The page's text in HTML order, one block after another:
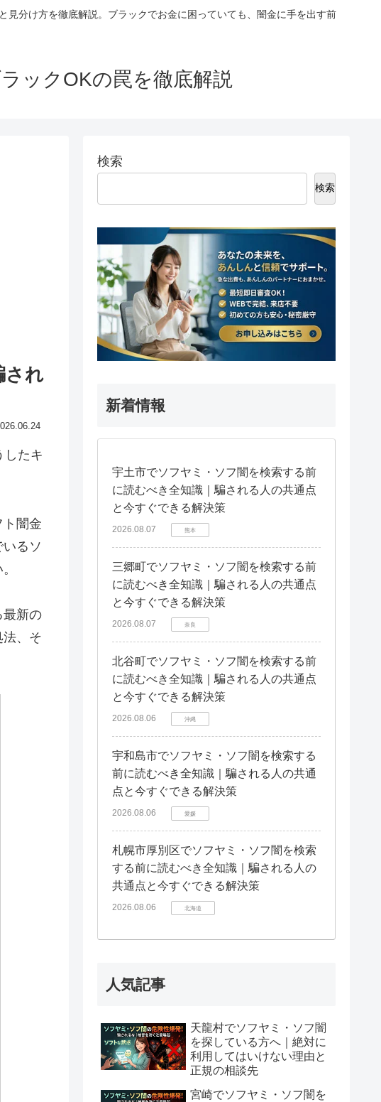
分け方を徹底解説。ブラックでお金に困っていても、闇金に手を出す前
ックOKの罠を徹底解説
され
したキ
闇金
るソ
最新の
、そ
検索
検索
新着情報
宇土市でソフヤミ・ソフ闇を検索する前
に読むべき全知識｜騙される人の共通点
と今すぐできる解決策
2026.08.07 熊本
三郷町でソフヤミ・ソフ闇を検索する前
に読むべき全知識｜騙される人の共通点
と今すぐできる解決策
2026.08.07 奈良
北谷町でソフヤミ・ソフ闇を検索する前
に読むべき全知識｜騙される人の共通点
と今すぐできる解決策
2026.08.06 沖縄
宇和島市でソフヤミ・ソフ闇を検索する
前に読むべき全知識｜騙される人の共通
点と今すぐできる解決策
2026.08.06 愛媛
札幌市厚別区でソフヤミ・ソフ闇を検索
する前に読むべき全知識｜騙される人の
共通点と今すぐできる解決策
2026.08.06 北海道
人気記事
天龍村でソフヤミ・ソフ闇
を探している方へ｜絶対に
利用してはいけない理由と
正規の相談先
宮崎でソフヤミ・ソフ闇を